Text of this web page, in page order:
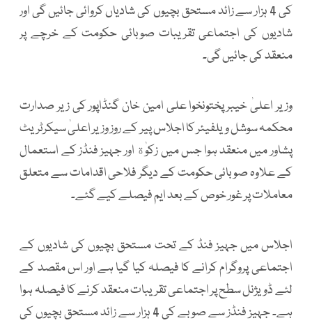
کی 4 ہزار سے زائد مستحق بچیوں کی شادیاں کروائی جائیں گی اور
شادیوں کی اجتماعی تقریبات صوبائی حکومت کے خرچے پر
منعقد کی جائیں گی۔
وزیر اعلیٰ خیبرپختونخوا علی امین خان گنڈاپور کی زیر صدارت
محکمہ سوشل ویلفیئر کا اجلاس پیر کے روز وزیر اعلیٰ سیکرٹریٹ
پشاور میں منعقد ہوا جس میں زکوٰة اور جہیز فنڈز کے استعمال
کے علاوہ صوبائی حکومت کے دیگر فلاحی اقدامات سے متعلق
معاملات پر غور خوص کے بعد ایم فیصلے کیے گئے۔
اجلاس میں جہیز فنڈ کے تحت مستحق بچیوں کی شادیوں کے
اجتماعی پروگرام کرانے کا فیصلہ کیا گیا ہے اور اس مقصد کے
لئے ڈویژنل سطح پر اجتماعی تقریبات منعقد کرنے کا فیصلہ ہوا
ہے۔ جہیز فنڈز سے صوبے کی 4 ہزار سے زائد مستحق بچیوں کی